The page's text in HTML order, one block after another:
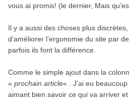
vous ai promis! (le dernier, Mais
Il y a aussi des choses plus
d’améliorer l’ergonomie du site par
parfois ils font la différence.
Comme le simple ajout dans la
« prochain article« . J’ai eu
aimant bien savoir ce qui va arriver